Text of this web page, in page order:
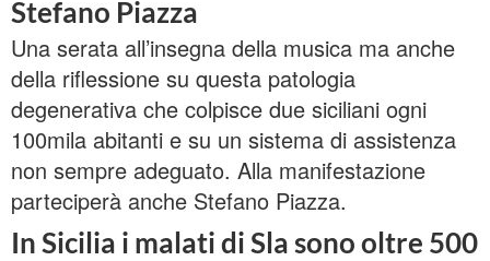
Stefano Piazza
Una serata all’insegna della musica ma anche
della riflessione su questa patologia
degenerativa che colpisce due siciliani ogni
100mila abitanti e su un sistema di assistenza
non sempre adeguato. Alla manifestazione
parteciperà anche Stefano Piazza.
In Sicilia i malati di Sla sono oltre 500